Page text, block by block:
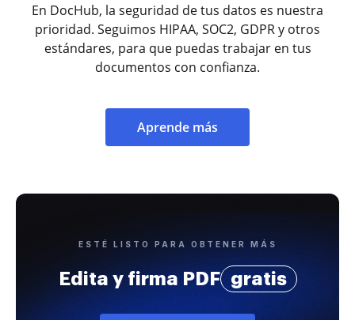
En DocHub, la seguridad de tus datos es nuestra
prioridad. Seguimos HIPAA, SOC2, GDPR y otros
estándares, para que puedas trabajar en tus
documentos con confianza.
Aprende más
ESTÉ LISTO PARA OBTENER MÁS
Edita y firma PDF gratis